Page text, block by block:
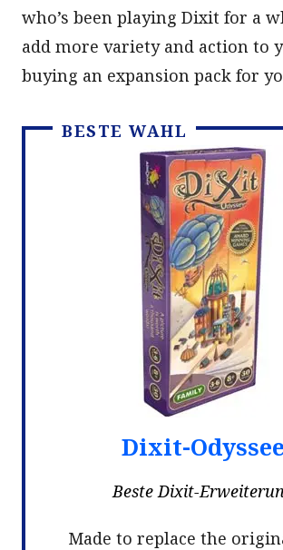
who’s been playing Dixit for a
add more variety and action to
buying an expansion pack for
BESTE WAHL
Dixit-Odyssee
Beste Dixit-
Made to replace the